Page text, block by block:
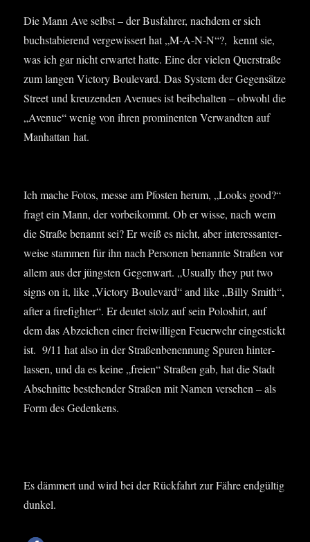
Die Mann Ave selbst – der Bus­fah­rer, nach­dem er sich
buch­sta­bie­rend ver­ge­wis­sert hat „M‑A-N‑N“?, kennt sie,
was ich gar nicht erwar­tet hat­te. Eine der vie­len Quer­stra­ße
zum lan­gen Vic­to­ry Bou­le­vard. Das Sys­tem der Gegen­sät­ze
Street und kreu­zen­den Ave­nues ist bei­be­hal­ten – obwohl die
„Ave­nue“ wenig von ihren pro­mi­nen­ten Ver­wand­ten auf
Man­hat­tan hat.
Ich mache Fotos, mes­se am Pfos­ten her­um, „Looks good?“
fragt ein Mann, der vor­bei­kommt. Ob er wis­se, nach wem
die Stra­ße benannt sei? Er weiß es nicht, aber inter­es­san­ter­
wei­se stam­men für ihn nach Per­so­nen benann­te Stra­ßen vor
allem aus der jüngs­ten Gegen­wart. „Usual­ly they put two
signs on it, like „Vic­to­ry Bou­le­vard“ and like „Bil­ly Smith“,
after a fire­figh­ter“. Er deu­tet stolz auf sein Polo­shirt, auf
dem das Abzei­chen einer frei­wil­li­gen Feu­er­wehr ein­ge­stickt
ist. 9/11 hat also in der Stra­ßen­be­nen­nung Spu­ren hin­ter­
las­sen, und da es kei­ne „frei­en“ Stra­ßen gab, hat die Stadt
Abschnit­te bestehen­der Stra­ßen mit Namen ver­se­hen – als
Form des Gedenkens.
Es däm­mert und wird bei der Rück­fahrt zur Fäh­re end­gül­tig
dunkel.